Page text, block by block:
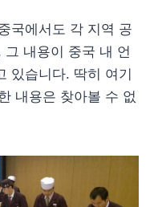
국에서도 각 지역 공
내용이 중국 내 언
있습니다. 딱히 여기
내용은 찾아볼 수 없